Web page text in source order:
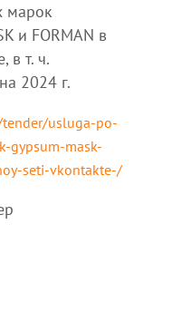
марок
и FORMAN в
в т. ч.
2024 г.
usluga-po-
gypsum-mask-
seti-vkontakte-/